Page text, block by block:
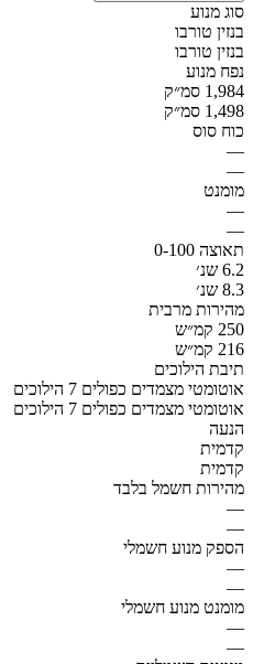
סוג מנוע
בנזין טורבו
בנזין טורבו
נפח מנוע
1,984 סמ״ק
1,498 סמ״ק
כוח סוס
—
—
מומנט
—
—
תאוצה 0-100
6.2 שנ׳
8.3 שנ׳
מהירות מרבית
250 קמ״ש
216 קמ״ש
תיבת הילוכים
אוטומטי מצמדים כפולים 7 הילוכים
אוטומטי מצמדים כפולים 7 הילוכים
הנעה
קדמית
קדמית
מהירות חשמל בלבד
—
—
הספק מנוע חשמלי
—
—
מומנט מנוע חשמלי
—
—